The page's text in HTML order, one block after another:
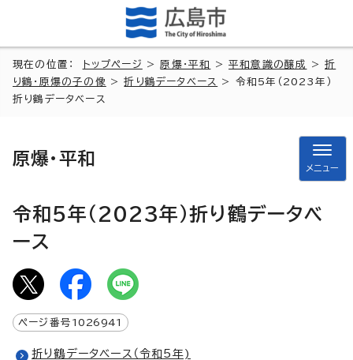
現在の位置： トップページ >原爆・平和 >平和意識の醸成 >折
り鶴・原爆の子の像
>折り鶴データベース
> 令和5年（2023年）
折り鶴データベース
原爆・平和
メニュー
令和5年（2023年）折り鶴データベ
ース
ページ番号 1026941
折り鶴データベース（令和5年)